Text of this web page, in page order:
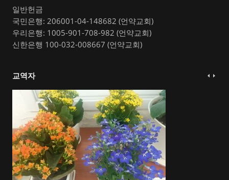
일반헌금
국민은행: 206001-04-148682 (언약교회)
우리은행: 1005-901-708-982 (언약교회)
신한은행 100-032-008667 (언약교회)
교역자